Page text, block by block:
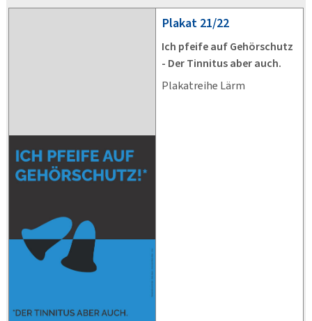
Plakat 21/22
Ich pfeife auf Gehörschutz
- Der Tinnitus aber auch.
Plakatreihe Lärm